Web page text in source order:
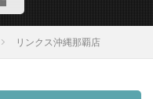
リンクス沖縄那覇店